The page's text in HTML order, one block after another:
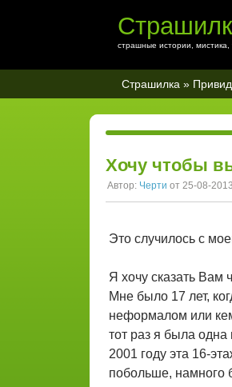
страшные истории, мистика,
Страшилка »
Хочу чтобы
Автор: Черти от 25-08-
Это случилось с
Я хочу сказать Вам
Мне было 17 лет,
неформалом или
тот раз я была
2001 году эта 16-
побольше, намного